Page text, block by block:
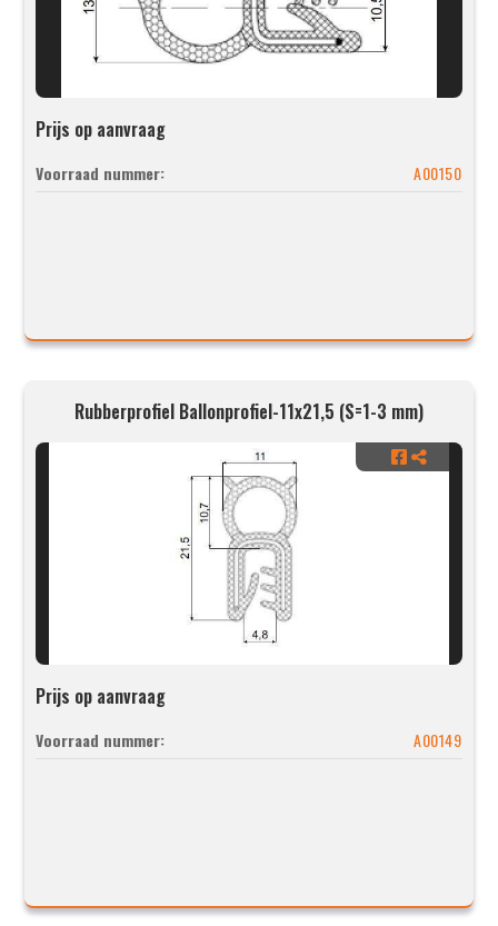
Prijs op aanvraag
Voorraad nummer: A00150
Rubberprofiel Ballonprofiel-11x21,5 (S=1-3 mm)
Prijs op aanvraag
Voorraad nummer: A00149